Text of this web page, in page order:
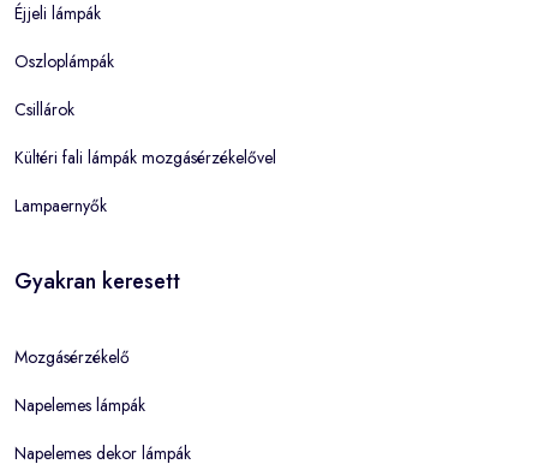
Éjjeli lámpák
Oszloplámpák
Csillárok
Kültéri fali lámpák mozgásérzékelővel
Lampaernyők
Gyakran keresett
Mozgásérzékelő
Napelemes lámpák
Napelemes dekor lámpák